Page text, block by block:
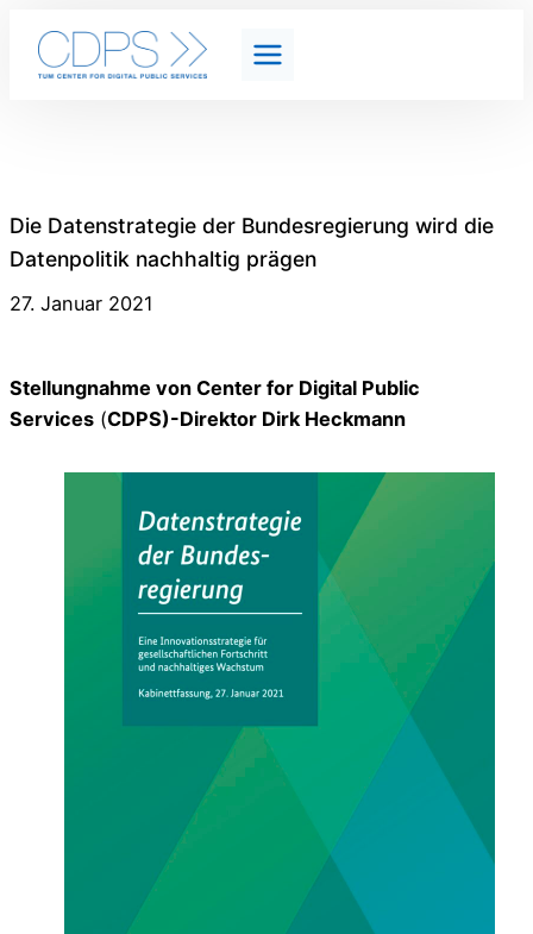
Die Datenstrategie der Bundesregierung wird die
Datenpolitik nachhaltig prägen
27. Januar 2021
Stellungnahme von Center for Digital Public
Services (CDPS)-Direktor Dirk Heckmann